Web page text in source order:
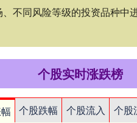
不同风险等级的投资品种中
个股实时涨跌榜
个股跌幅 个股流入 个股